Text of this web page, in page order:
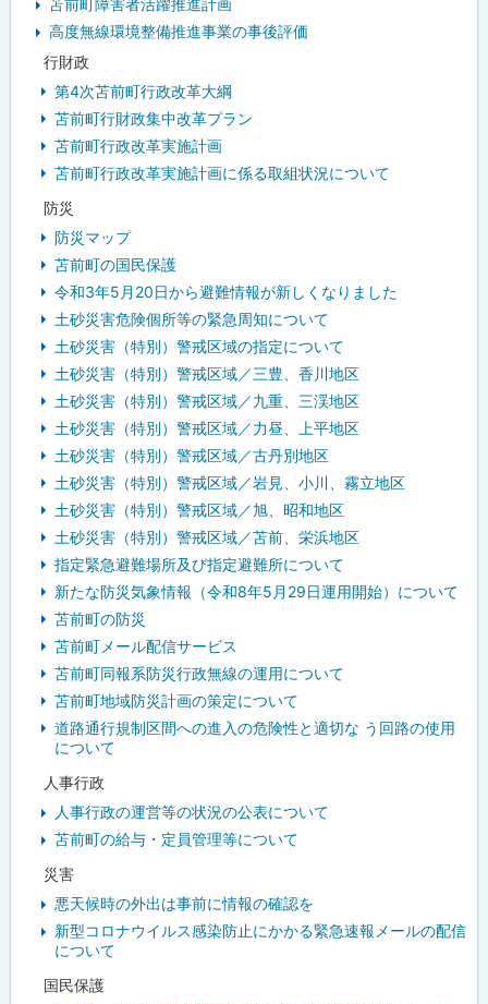
苫前町障害者活躍推進計画
高度無線環境整備推進事業の事後評価
行財政
第4次苫前町行政改革大綱
苫前町行財政集中改革プラン
苫前町行政改革実施計画
苫前町行政改革実施計画に係る取組状況について
防災
防災マップ
苫前町の国民保護
令和3年5月20日から避難情報が新しくなりました
土砂災害危険個所等の緊急周知について
土砂災害（特別）警戒区域の指定について
土砂災害（特別）警戒区域／三豊、香川地区
土砂災害（特別）警戒区域／九重、三渓地区
土砂災害（特別）警戒区域／力昼、上平地区
土砂災害（特別）警戒区域／古丹別地区
土砂災害（特別）警戒区域／岩見、小川、霧立地区
土砂災害（特別）警戒区域／旭、昭和地区
土砂災害（特別）警戒区域／苫前、栄浜地区
指定緊急避難場所及び指定避難所について
新たな防災気象情報（令和8年5月29日運用開始）について
苫前町の防災
苫前町メール配信サービス
苫前町同報系防災行政無線の運用について
苫前町地域防災計画の策定について
道路通行規制区間への進入の危険性と適切な う回路の使用
について
人事行政
人事行政の運営等の状況の公表について
苫前町の給与・定員管理等について
災害
悪天候時の外出は事前に情報の確認を
新型コロナウイルス感染防止にかかる緊急速報メールの配信
について
国民保護